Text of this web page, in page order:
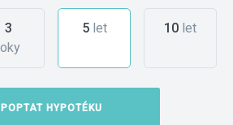
3
5let 10 let
POPTAT HYPOTÉKU